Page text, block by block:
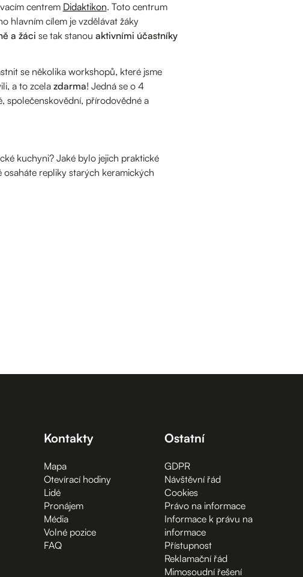
centrem Didaktikon. Toto centrum
hlavním cílem je vzdělávat žáky
a žáci se tak stanou aktivními účastníky
se několika workshopů, které jsme
a to zcelazdarma! Jedná se o 4
společenskovědní, přírodovědné a
kuchyni? Jaké bylo jejich praktické
osaháte repliky starých keramických
Kontakty
Mapa
Otevírací hodiny
Lidé
Pronájem
Média
Volné pozice
FAQ
Ostatní
GDPR
Návštěvní řád
Cookies
Právo na informace
Informace k právu na
informace
Přístupnost
Reklamační řád
Mimosoudní řešení